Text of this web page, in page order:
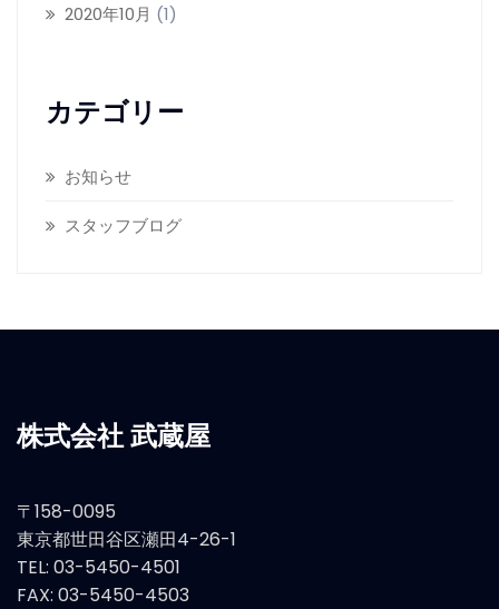
2020年10月 (1)
カテゴリー
お知らせ
スタッフブログ
株式会社 武蔵屋
〒158-0095
東京都世田谷区瀬田4-26-1
TEL: 03-5450-4501
FAX: 03-5450-4503